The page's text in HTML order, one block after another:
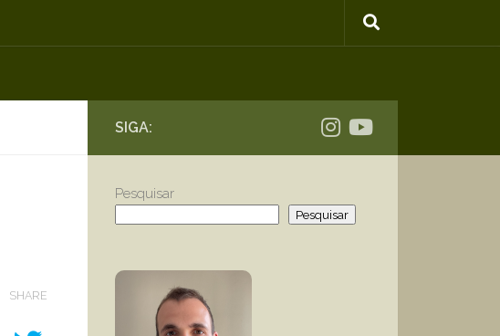
SHARE
SIGA:
Pesquisar
Pesquisar